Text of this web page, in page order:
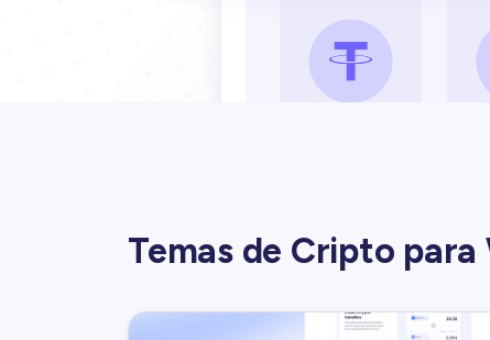
Temas de Cripto